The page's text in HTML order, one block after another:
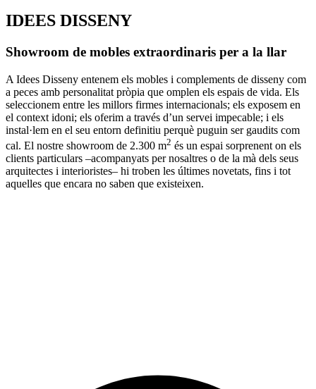
IDEES DISSENY
Showroom de mobles extraordinaris per a la llar
A Idees Disseny entenem els mobles i complements de disseny com
a peces amb personalitat pròpia que omplen els espais de vida. Els
seleccionem entre les millors firmes internacionals; els exposem en
el context idoni; els oferim a través d’un servei impecable; i els
instal·lem en el seu entorn definitiu perquè puguin ser gaudits com
cal. El nostre showroom de 2.300 m2 és un espai sorprenent on els
clients particulars –acompanyats per nosaltres o de la mà dels seus
arquitectes i interioristes– hi troben les últi­mes novetats, fins i tot
aquelles que encara no saben que existeixen.